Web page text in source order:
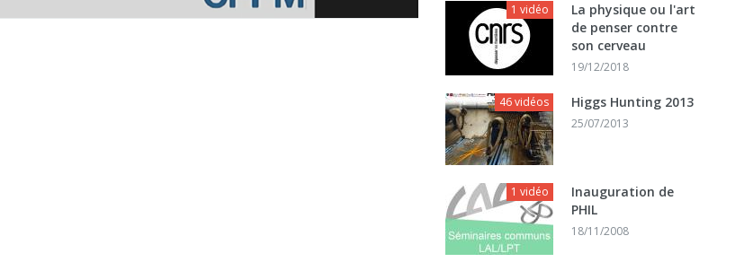
1 vidéo
La physique ou l'art
de penser contre
son cerveau
19/12/2018
46 vidéos Higgs Hunting 2013
25/07/2013
1 vidéo
Inauguration de
PHIL
18/11/2008